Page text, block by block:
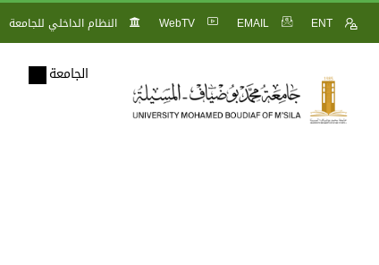
ENT
EMAIL
WebTV النظام الداخلي للجامعة
الجامعة